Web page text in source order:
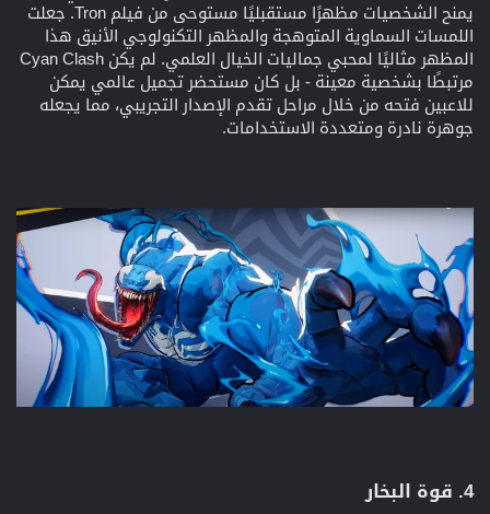
يمنح الشخصيات مظهرًا مستقبليًا مستوحى من فيلم Tron. جعلت
اللمسات السماوية المتوهجة والمظهر التكنولوجي الأنيق هذا
المظهر مثاليًا لمحبي جماليات الخيال العلمي. لم يكن Cyan Clash
مرتبطًا بشخصية معينة - بل كان مستحضر تجميل عالمي يمكن
للاعبين فتحه من خلال مراحل تقدم الإصدار التجريبي، مما يجعله
جوهرة نادرة ومتعددة الاستخدامات.
4. قوة البخار​